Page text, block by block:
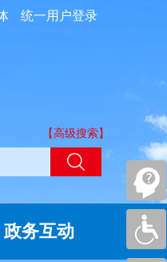
统一用户登录
【高级搜索】
政务互动